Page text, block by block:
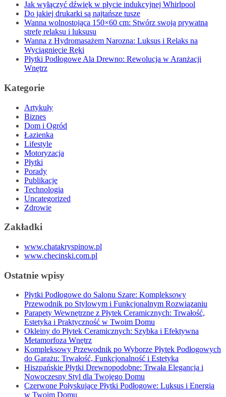
Jak wyłączyć dźwięk w płycie indukcyjnej Whirlpool
Do jakiej drukarki są najtańsze tusze
Wanna wolnostojąca 150×60 cm: Stwórz swoją prywatną
strefę relaksu i luksusu
Wanna z Hydromasażem Narozna: Luksus i Relaks na
Wyciągnięcie Ręki
Płytki Podłogowe Ala Drewno: Rewolucja w Aranżacji
Wnętrz
Kategorie
Artykuły
Biznes
Dom i Ogród
Łazienka
Lifestyle
Motoryzacja
Płytki
Porady
Publikacje
Technologia
Uncategorized
Zdrowie
Zakładki
www.chatakryspinow.pl
www.checinski.com.pl
Ostatnie wpisy
Płytki Podłogowe do Salonu Szare: Kompleksowy
Przewodnik po Stylowym i Funkcjonalnym Rozwiązaniu
Parapety Wewnętrzne z Płytek Ceramicznych: Trwałość,
Estetyka i Praktyczność w Twoim Domu
Okleiny do Płytek Ceramicznych: Szybka i Efektywna
Metamorfoza Wnętrz
Kompleksowy Przewodnik po Wyborze Płytek Podłogowych
do Garażu: Trwałość, Funkcjonalność i Estetyka
Hiszpańskie Płytki Drewnopodobne: Trwała Elegancja i
Nowoczesny Styl dla Twojego Domu
Czerwone Połyskujące Płytki Podłogowe: Luksus i Energia
w Twoim Domu